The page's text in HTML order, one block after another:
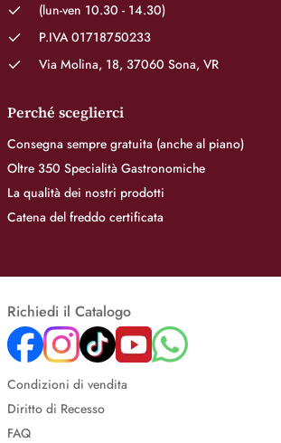
(lun-ven 10.30 - 14.30)
P.IVA 01718750233
Via Molina, 18, 37060 Sona, VR
Perché sceglierci
Consegna sempre gratuita (anche al piano)
Oltre 350 Specialità Gastronomiche
La qualità dei nostri prodotti
Catena del freddo certificata
Richiedi il Catalogo
Condizioni di vendita
Diritto di Recesso
FAQ